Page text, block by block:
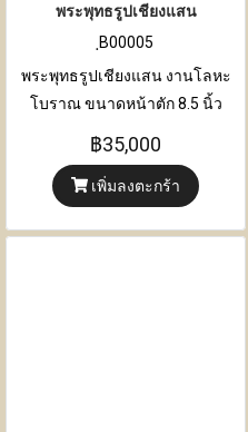
พระพุทธรูปเชียงแสน
ฺB00005
พระพุทธรูปเชียงแสน งานโลหะ
โบราณ ขนาดหน้าตัก 8.5 นิ้ว
ความหนา 14 เซนติเมตร x ความ
สูง 34 เซนติเมตร
฿35,000
เพิ่มลงตะกร้า